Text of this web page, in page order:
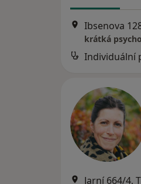
Ibsenova
krátká
Individuální
Jarní 664/4,